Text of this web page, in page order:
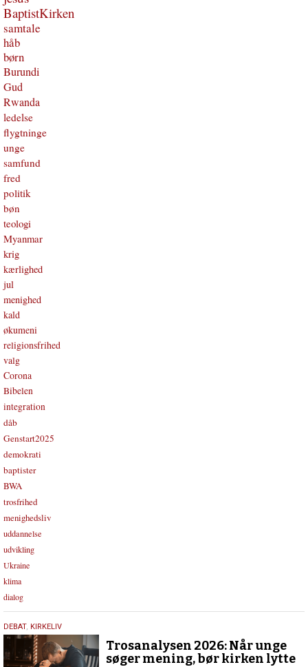
BaptistKirken
samtale
håb
børn
Burundi
Gud
Rwanda
ledelse
flygtninge
unge
samfund
fred
politik
bøn
teologi
Myanmar
krig
kærlighed
jul
menighed
kald
økumeni
religionsfrihed
valg
Corona
Bibelen
integration
dåb
Genstart2025
demokrati
baptister
BWA
trosfrihed
menighedsliv
uddannelse
udvikling
Ukraine
klima
dialog
2.
juni
2026
DEBAT, KIRKELIV
Trosanalysen 2026: Når unge
søger mening, bør kirken lytte